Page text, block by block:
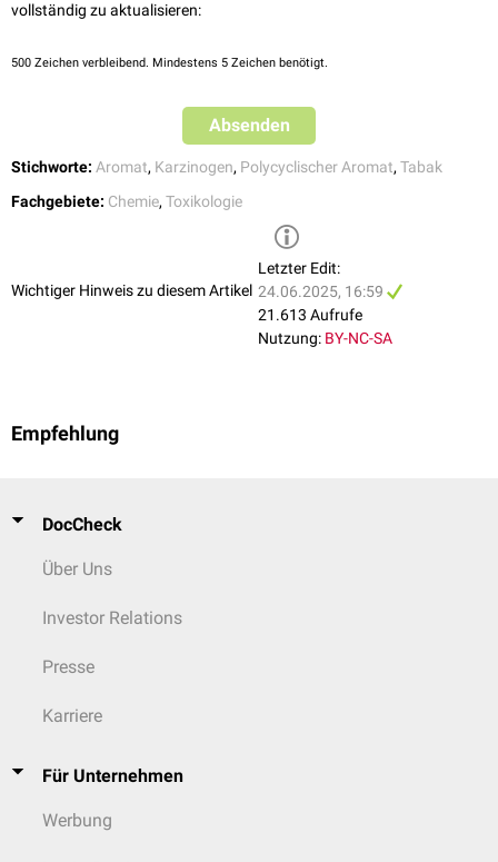
vollständig zu aktualisieren:
500 Zeichen verbleibend. Mindestens 5 Zeichen benötigt.
Absenden
Stichworte: Aromat, Karzinogen, Polycyclischer Aromat, Tabak
Fachgebiete: Chemie, Toxikologie
Wichtiger Hinweis zu diesem Artikel
Letzter Edit:
24.06.2025, 16:59
21.613 Aufrufe
Nutzung: BY-NC-SA
Empfehlung
DocCheck
Über Uns
Investor Relations
Presse
Karriere
Für Unternehmen
Werbung